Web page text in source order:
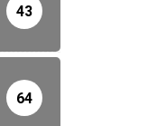
43
64